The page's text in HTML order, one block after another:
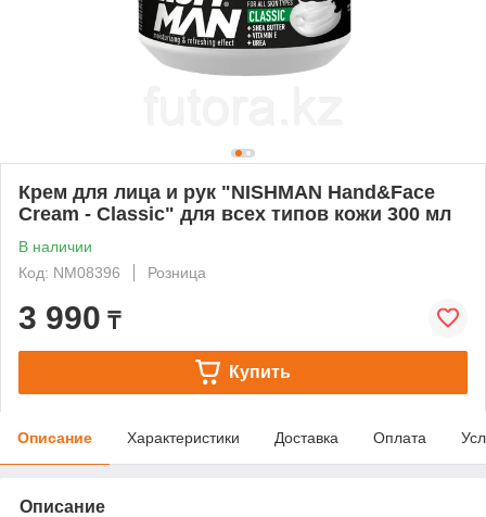
Крем для лица и рук "NISHMAN Hand&Face
Cream - Classic" для всех типов кожи 300 мл
В наличии
Код: NM08396
Розница
3 990 ₸
Купить
Описание Характеристики Доставка Оплата
Описание